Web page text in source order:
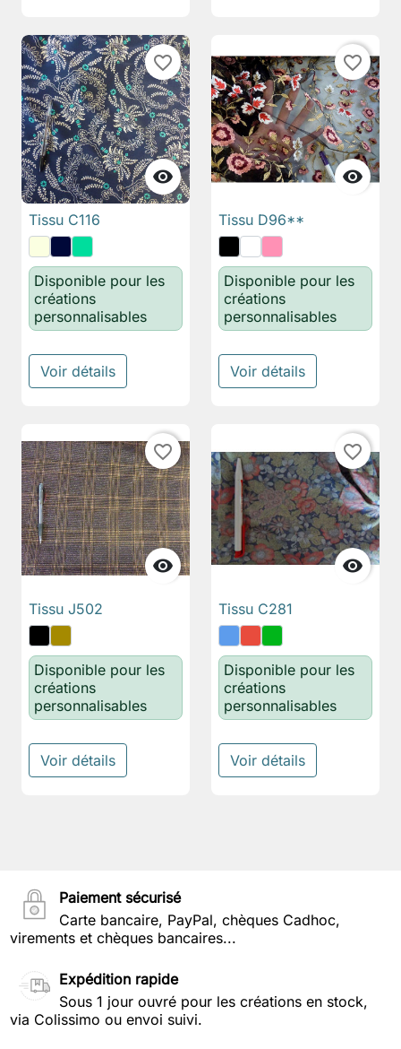

favorite_border
Tissu C116
Disponible pour les
créations
personnalisables
Voir détails

favorite_border
Tissu D96**
Disponible pour les
créations
personnalisables
Voir détails

favorite_border
Tissu J502
Disponible pour les
créations
personnalisables
Voir détails

favorite_border
Tissu C281
Disponible pour les
créations
personnalisables
Voir détails
Paiement sécurisé
Carte bancaire, PayPal, chèques Cadhoc,
virements et chèques bancaires...
Expédition rapide
Sous 1 jour ouvré pour les créations en stock,
via Colissimo ou envoi suivi.